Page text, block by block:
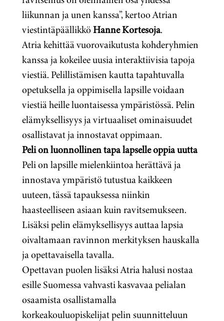
liikunnan ja unen kanssa”, kertoo Atrian
viestintäpäällikköHanne Kortesoja.
Atria kehittää vuorovaikutusta kohderyhmien
kanssa ja kokeilee uusia interaktiivisia tapoja
viestiä. Pelillistämisen kautta tapahtuvalla
opetuksella ja oppimisella lapsille voidaan
viestiä heille luontaisessa ympäristössä. Pelin
elämyksellisyys ja virtuaaliset ominaisuudet
osallistavat ja innostavat oppimaan.
Peli on luonnollinen tapa lapselle oppia uutta
Peli on lapsille mielenkiintoa herättävä ja
innostava ympäristö tutustua kaikkeen
uuteen, tässä tapauksessa niinkin
haasteelliseen asiaan kuin ravitsemukseen.
Lisäksi pelin elämyksellisyys auttaa lapsia
oivaltamaan ravinnon merkityksen hauskalla
ja opettavaisella tavalla.
Opettavan puolen lisäksi Atria halusi nostaa
esille Suomessa vahvasti kasvavaa pelialan
osaamista osallistamalla
korkeakouluopiskelijat pelin suunnitteluun